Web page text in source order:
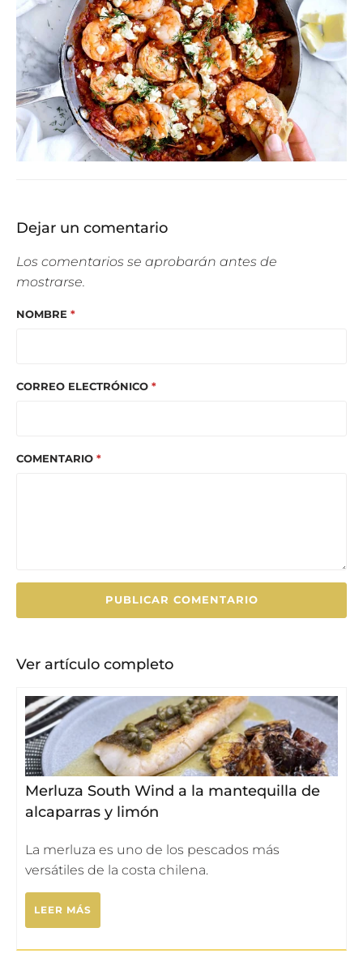
Dejar un comentario
Los comentarios se aprobarán antes de
mostrarse.
NOMBRE *
CORREO ELECTRÓNICO *
COMENTARIO *
Ver artículo completo
Merluza South Wind a la mantequilla de
alcaparras y limón
La merluza es uno de los pescados más
versátiles de la costa chilena.
LEER MÁS